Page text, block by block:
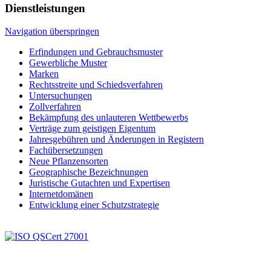
Dienstleistungen
Navigation überspringen
Erfindungen und Gebrauchsmuster
Gewerbliche Muster
Marken
Rechtsstreite und Schiedsverfahren
Untersuchungen
Zollverfahren
Bekämpfung des unlauteren Wettbewerbs
Verträge zum geistigen Eigentum
Jahresgebühren und Änderungen in Registern
Fachübersetzungen
Neue Pflanzensorten
Geographische Bezeichnungen
Juristische Gutachten und Expertisen
Internetdomänen
Entwicklung einer Schutzstrategie